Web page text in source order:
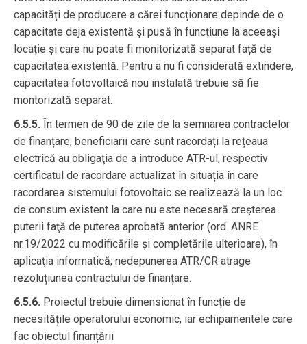
capacități de producere a cărei funcționare depinde de o
capacitate deja existentă și pusă în funcțiune la aceeași
locație și care nu poate fi monitorizată separat față de
capacitatea existentă. Pentru a nu fi considerată extindere,
capacitatea fotovoltaică nou instalată trebuie să fie
montorizată separat.
6.5.5. În termen de 90 de zile de la semnarea contractelor
de finanțare, beneficiarii care sunt racordați la rețeaua
electrică au obligaţia de a introduce ATR-ul, respectiv
certificatul de racordare actualizat în situația în care
racordarea sistemului fotovoltaic se realizează la un loc
de consum existent la care nu este necesară creşterea
puterii faţă de puterea aprobată anterior (ord. ANRE
nr.19/2022 cu modificările și completările ulterioare), în
aplicaţia informatică; nedepunerea ATR/CR atrage
rezoluțiunea contractului de finanțare.
6.5.6. Proiectul trebuie dimensionat în funcție de
necesitățile operatorului economic, iar echipamentele care
fac obiectul finanțării